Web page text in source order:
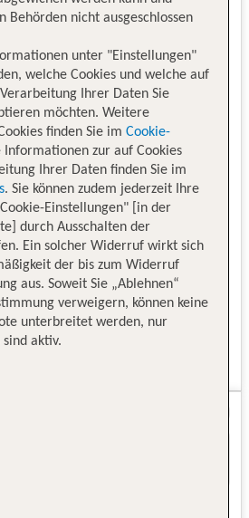
Behörden nicht ausgeschlossen
unter "Einstellungen"
welche Cookies und welche auf
Ihrer Daten Sie
möchten. Weitere
finden Sie im Cookie-
Informationen zur auf Cookies
Ihrer Daten finden Sie im
. Sie können zudem jederzeit Ihre
Einstellungen" [in der
durch Ausschalten der
Ein solcher Widerruf wirkt sich
der bis zum Widerruf
aus. Soweit Sie „Ablehnen“
verweigern, können keine
unterbreitet werden, nur
aktiv.